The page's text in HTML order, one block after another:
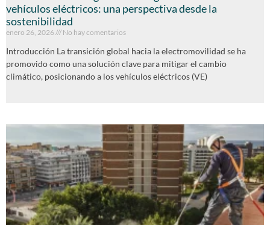
vehículos eléctricos: una perspectiva desde la
sostenibilidad
enero 26, 2026 No hay comentarios
Introducción La transición global hacia la electromovilidad se ha
promovido como una solución clave para mitigar el cambio
climático, posicionando a los vehículos eléctricos (VE)